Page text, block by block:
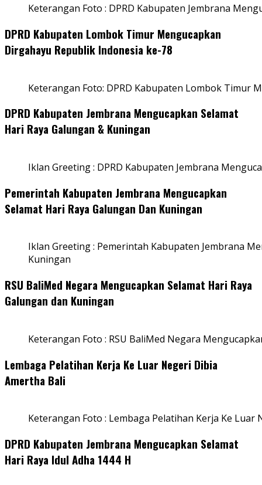
Keterangan Foto : DPRD Kabupaten Jembrana
DPRD Kabupaten Lombok Timur Mengucapkan
Dirgahayu Republik Indonesia ke-78
Keterangan Foto: DPRD Kabupaten Lombok Timur
DPRD Kabupaten Jembrana Mengucapkan Selamat
Hari Raya Galungan & Kuningan
Iklan Greeting : DPRD Kabupaten Jembrana
Pemerintah Kabupaten Jembrana Mengucapkan
Selamat Hari Raya Galungan Dan Kuningan
Iklan Greeting : Pemerintah Kabupaten Jembrana
Kuningan
RSU BaliMed Negara Mengucapkan Selamat Hari Raya
Galungan dan Kuningan
Keterangan Foto : RSU BaliMed Negara
Lembaga Pelatihan Kerja Ke Luar Negeri Dibia
Amertha Bali
Keterangan Foto : Lembaga Pelatihan Kerja Ke Luar
DPRD Kabupaten Jembrana Mengucapkan Selamat
Hari Raya Idul Adha 1444 H